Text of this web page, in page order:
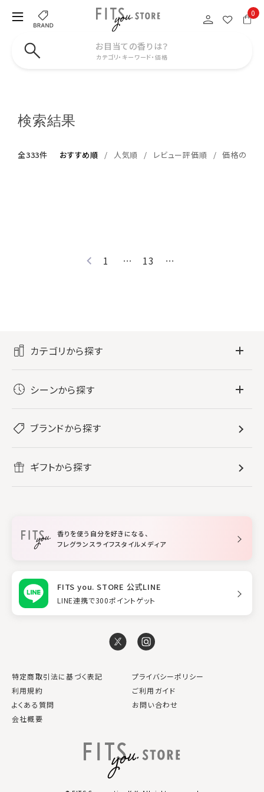
0
お目当ての香りは？
カテゴリ・キーワード・価格
検索結果
全333件 おすすめ順 人気順 レビュー評価順 価格の安
1 … 13 …
カテゴリから探す
レディース香水
メンズ香水
ボディミスト・スプレー
バス・ボディケア
すべてのバス・ボディケア
ボディ・ハンドクリーム
入浴剤
ホームフレグランス
ルームフレグランス
スタイリング
シーンから探す
リフレッシュしたい
ブランドから探す
ギフトから探す
香りを使う自分を好きになる、
フレグランスライフスタイルメディア
FITS you. STORE 公式LINE
LINE連携で300ポイントゲット
特定商取引法に基づく表記
プライバシーポリシー
利用規約
ご利用ガイド
よくある質問
お問い合わせ
会社概要